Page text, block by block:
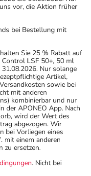
vor, die Aktion früher
bei Bestellung mit
Sie 25 % Rabatt auf
LSF 50+, 50 ml
Nur solange
Artikel,
sowie bei
mit anderen
kombinierbar und nur
der APONEO App. Nach
wird der Wert des
abgezogen. Wir
bei Vorliegen eines
mit einem anderen
zu ersetzen.
. Nicht bei